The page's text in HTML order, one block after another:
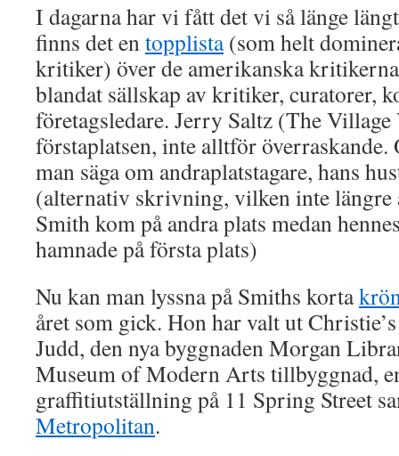
I dagarna har vi fått det vi så länge
finns det entopplista(som helt
kritiker) över de amerikanska
blandat sällskap av kritiker, curatorer,
företagsledare. Jerry Saltz (The
förstaplatsen, inte alltför överraskande.
man säga om andraplatstagare, hans
(alternativ skrivning, vilken inte längre
Smith kom på andra plats medan
hamnade på första plats)
Nu kan man lyssna på Smiths korta
året som gick. Hon har valt ut
Judd, den nya byggnaden Morgan
Museum of Modern Arts tillbyggnad,
graffitiutställning på 11 Spring Street
Metropolitan.